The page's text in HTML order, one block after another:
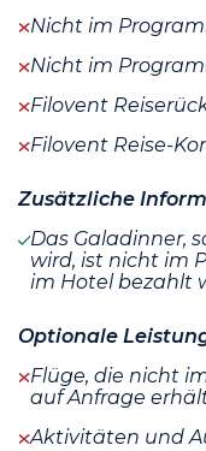
Nicht im
Nicht im
Filovent
Filovent Reise-
Zusätzliche
Das Galadinner,
wird, ist nicht im
im Hotel bezahlt
Optionale
Flüge, die nicht
auf Anfrage
Aktivitäten und